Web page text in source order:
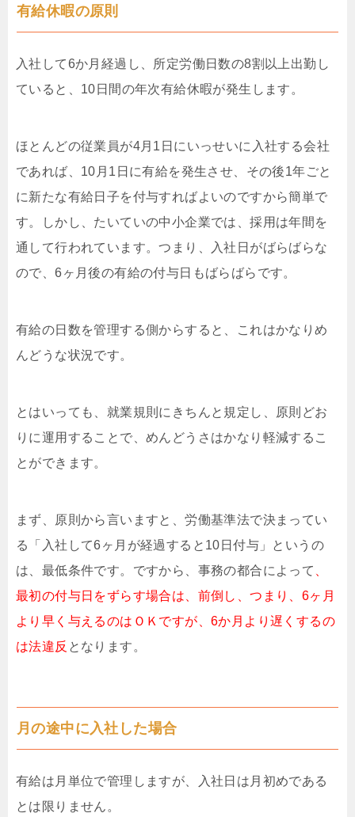
有給休暇の原則
入社して6か月経過し、所定労働日数の8割以上出勤し
ていると、10日間の年次有給休暇が発生します。
ほとんどの従業員が4月1日にいっせいに入社する会社
であれば、10月1日に有給を発生させ、その後1年ごと
に新たな有給日子を付与すればよいのですから簡単で
す。しかし、たいていの中小企業では、採用は年間を
通して行われています。つまり、入社日がばらばらな
ので、6ヶ月後の有給の付与日もばらばらです。
有給の日数を管理する側からすると、これはかなりめ
んどうな状況です。
とはいっても、就業規則にきちんと規定し、原則どお
りに運用することで、めんどうさはかなり軽減するこ
とができます。
まず、原則から言いますと、労働基準法で決まってい
る「入社して6ヶ月が経過すると10日付与」というの
は、最低条件です。ですから、事務の都合によって
最初の付与日をずらす場合は、前倒し、つまり、6ヶ月
より早く与えるのはＯＫですが、6か月より遅くするの
は法違反 となります。
月の途中に入社した場合
有給は月単位で管理しますが、入社日は月初めである
とは限りません。